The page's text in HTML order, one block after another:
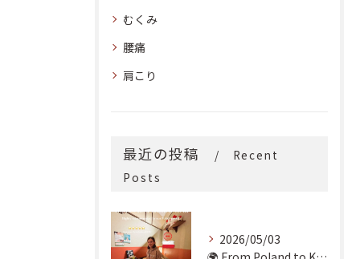
むくみ
腰痛
肩こり
最近の投稿
Recent
Posts
2026/05/03